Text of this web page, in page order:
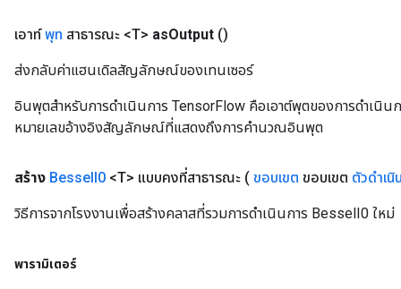
เอาท์พุท สาธารณะ <T> asOutput ()
ส่งกลับค่าแฮนเดิลสัญลักษณ์ของเทนเซอร์
อินพุตสำหรับการดำเนินการ TensorFlow คือเอาต์พุตของการดำเนิน
หมายเลขอ้างอิงสัญลักษณ์ที่แสดงถึงการคำนวณอินพุต
สร้าง BesselI0 <T> แบบคงที่สาธารณะ ( ขอบเขต ขอบเขต ตัวดำเนิ
วิธีการจากโรงงานเพื่อสร้างคลาสที่รวมการดำเนินการ BesselI0 ใหม่
พารามิเตอร์